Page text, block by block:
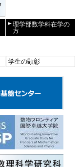
理学部数学科在学の
方
学生の顕彰